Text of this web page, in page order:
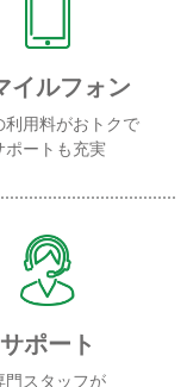
イルフォン
利用料がおトクで
ポートも充実
サポート
門スタッフが